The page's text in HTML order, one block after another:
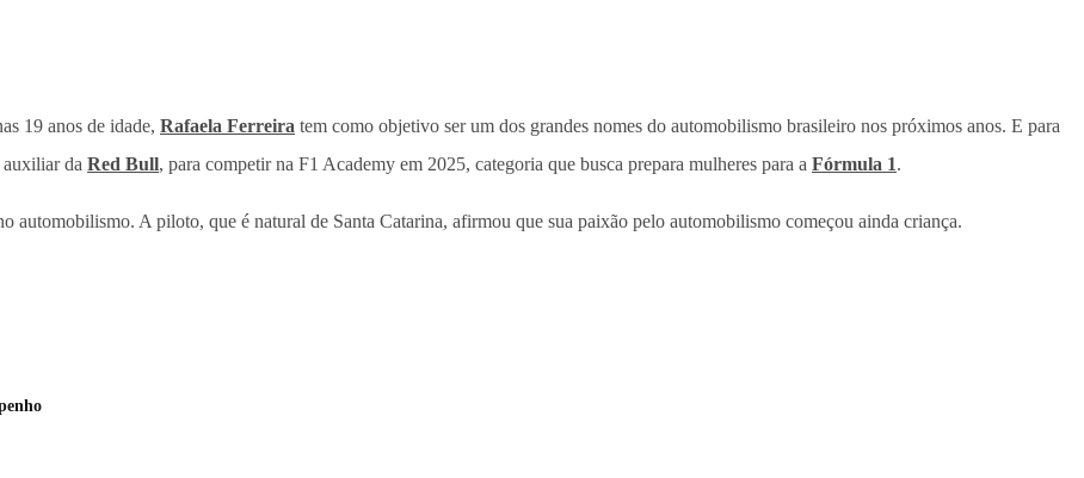
19 anos de idade, Rafaela Ferreira tem como objetivo ser um dos grandes nomes do automobilismo brasileiro nos próximos anos. E para
da Red Bull, para competir na F1 Academy em 2025, categoria que busca prepara mulheres para a Fórmula 1.
automobilismo. A piloto, que é natural de Santa Catarina, afirmou que sua paixão pelo automobilismo começou ainda criança.